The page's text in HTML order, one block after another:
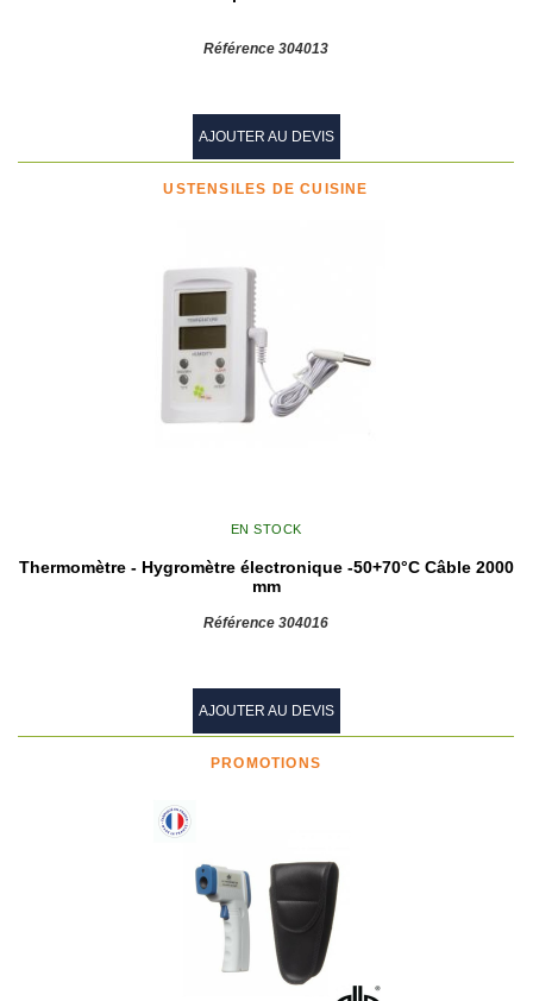
Référence 304013
AJOUTER AU DEVIS
USTENSILES DE CUISINE
EN STOCK
Thermomètre - Hygromètre électronique -50+70°C Câble 2000
mm
Référence 304016
AJOUTER AU DEVIS
PROMOTIONS